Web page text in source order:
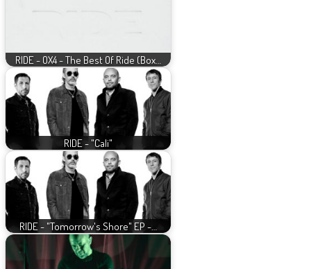
RIDE - OX4 - The Best Of Ride (Box…
RIDE - "Cali"
RIDE - "Tomorrow's Shore" EP -…